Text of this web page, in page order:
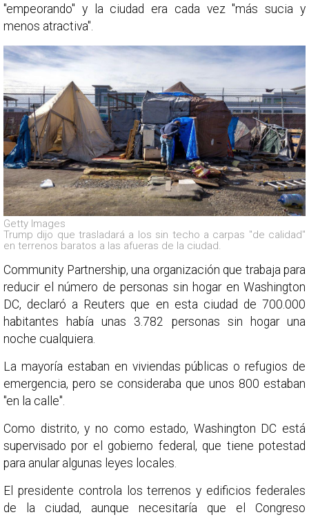
"empeorando" y la ciudad era cada vez "más sucia y
menos atractiva".
Getty Images
Trump dijo que trasladará a los sin techo a carpas "de calidad"
en terrenos baratos a las afueras de la ciudad.
Community Partnership, una organización que trabaja para
reducir el número de personas sin hogar en Washington
DC, declaró a Reuters que en esta ciudad de 700.000
habitantes había unas 3.782 personas sin hogar una
noche cualquiera.
La mayoría estaban en viviendas públicas o refugios de
emergencia, pero se consideraba que unos 800 estaban
"en la calle".
Como distrito, y no como estado, Washington DC está
supervisado por el gobierno federal, que tiene potestad
para anular algunas leyes locales.
El presidente controla los terrenos y edificios federales
de la ciudad, aunque necesitaría que el Congreso